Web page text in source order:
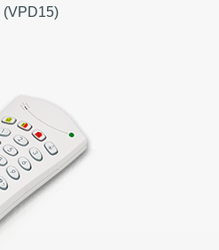
(VPD15)